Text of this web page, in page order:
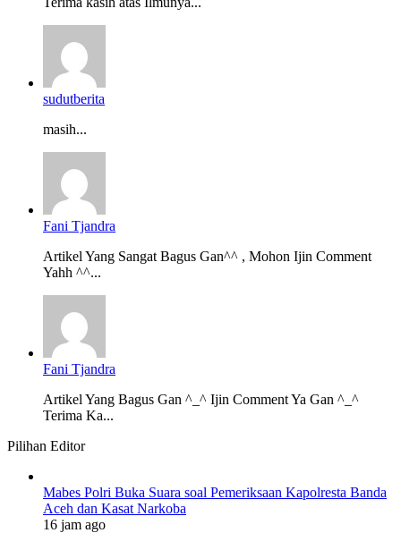
sudutberita
masih...
Fani Tjandra
Artikel Yang Sangat Bagus Gan^^ , Mohon Ijin Comment
Yahh ^^...
Fani Tjandra
Artikel Yang Bagus Gan ^_^ Ijin Comment Ya Gan ^_^
Terima Ka...
Pilihan Editor
Mabes Polri Buka Suara soal Pemeriksaan Kapolresta Banda
Aceh dan Kasat Narkoba
16 jam ago